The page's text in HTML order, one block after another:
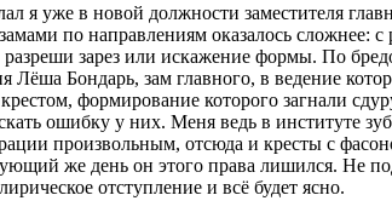
я уже в новой должности заместителя
по направлениям оказалось
разреши зарез или искажение формы. По
Лёша Бондарь, зам главного, в ведение
формирование которого загнали
ошибку у них. Меня ведь в институте
произвольным, отсюда и кресты с
же день он этого права лишился. Не
отступление и всё будет ясно.